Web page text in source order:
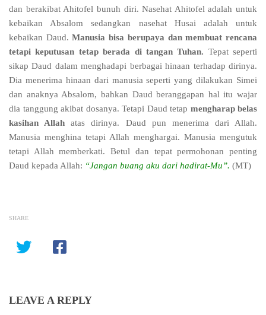
dan berakibat Ahitofel bunuh diri. Nasehat Ahitofel adalah untuk
kebaikan Absalom sedangkan nasehat Husai adalah untuk
kebaikan Daud.Manusia bisa berupaya dan membuat rencana
tetapi keputusan tetap berada di tangan Tuhan. Tepat seperti
sikap Daud dalam menghadapi berbagai hinaan terhadap dirinya.
Dia menerima hinaan dari manusia seperti yang dilakukan Simei
dan anaknya Absalom, bahkan Daud beranggapan hal itu wajar
dia tanggung akibat dosanya. Tetapi Daud tetap mengharap belas
kasihan Allah atas dirinya. Daud pun menerima dari Allah.
Manusia menghina tetapi Allah menghargai. Manusia mengutuk
tetapi Allah memberkati. Betul dan tepat permohonan penting
Daud kepada Allah: “Jangan buang aku dari hadirat-Mu”. (MT)
SHARE
LEAVE A REPLY